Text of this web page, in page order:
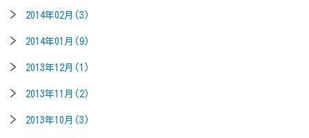
2014年02月(3)
2014年01月(9)
2013年12月(1)
2013年11月(2)
2013年10月(3)